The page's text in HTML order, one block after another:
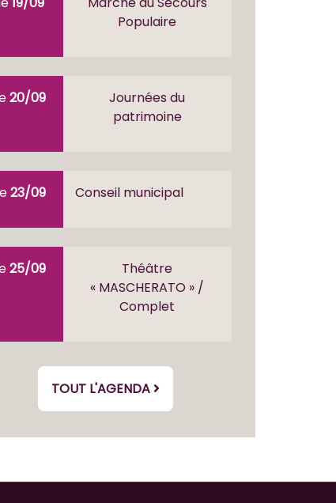
Populaire
20/09
Journées du
patrimoine
23/09 Conseil municipal
25/09
Théâtre
« MASCHERATO » /
Complet
TOUT L'AGENDA